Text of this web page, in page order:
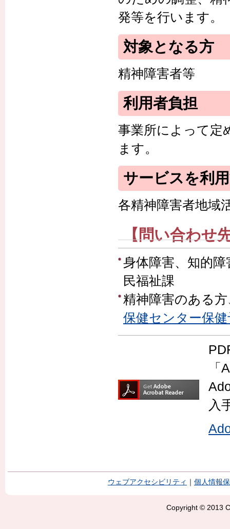
発等を行います。
対象となる方
精神障害者等
利用者負担
事業所によって定
ます。
サービスを利
各精神障害者地域
【問い合わせ
身体障害、知的
民福祉課
精神障害のある
保健センター保
入
ウェブアクセシビリティ 個人情報
Copyright © 2013